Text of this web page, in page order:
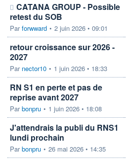
CATANA GROUP - Possible
retest du SOB
Parforwward • 2 juin 2026 • 09:01
retour croissance sur 2026 -
2027
Par nector10 • 1 juin 2026 • 18:33
RN S1 en perte et pas de
reprise avant 2027
Parbonpru • 1 juin 2026 • 18:08
J'attendrais la publi du RNS1
lundi prochain
Parbonpru • 26 mai 2026 • 14:35